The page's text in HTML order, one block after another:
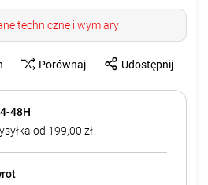
techniczne i wymiary
Porównaj Udostępnij
48H
od 199,00 zł